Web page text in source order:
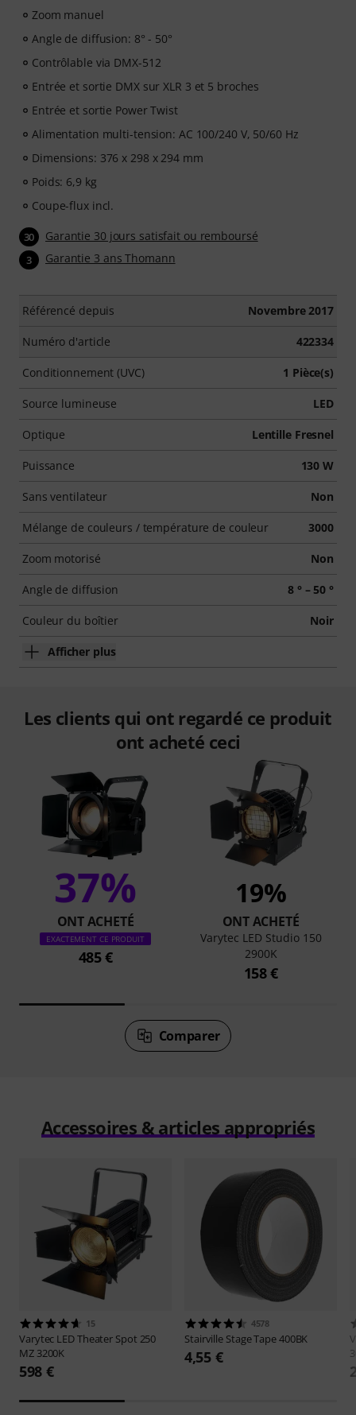
Zoom manuel
Angle de diffusion: 8° - 50°
Contrôlable via DMX-512
Entrée et sortie DMX sur XLR 3 et 5 broches
Entrée et sortie Power Twist
Alimentation multi-tension: AC 100/240 V, 50/60 Hz
Dimensions: 376 x 298 x 294 mm
Poids: 6,9 kg
Coupe-flux incl.
30 Garantie 30 jours satisfait ou remboursé
3 Garantie 3 ans Thomann
Référencé depuis Novembre 2017
Numéro d'article 422334
Conditionnement (UVC) 1 Pièce(s)
Source lumineuse LED
Optique Lentille Fresnel
Puissance 130 W
Sans ventilateur Non
Mélange de couleurs / température de couleur 3000
Zoom motorisé Non
Angle de diffusion 8 ° – 50 °
Couleur du boîtier Noir
Afficher plus
Les clients qui ont regardé ce produit
ont acheté ceci
37%
ONT ACHETÉ
EXACTEMENT CE PRODUIT
485 €
19%
ONT ACHETÉ
Varytec LED Studio 150
2900K
158 €
Comparer
Accessoires & articles appropriés
15
Varytec LED Theater Spot 250
MZ 3200K
598 €
4578
Stairville Stage Tape 400BK
4,55 €